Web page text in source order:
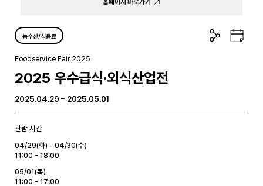
홈페이지 바로가기
농수산/식음료
공
유
구
글
Foodservice Fair 2025
2025 우수급식·외식산업전
2025.04.29 - 2025.05.01
관람 시간
04/29(화) - 04/30(수)
11:00 - 18:00
05/01(목)
11:00 - 17:00